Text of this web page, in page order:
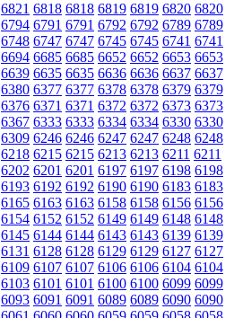
6821 6818 6818 6819 6819 6820 6820
6794 6791 6791 6792 6792 6789 6789
6748 6747 6747 6745 6745 6741 6741
6694 6685 6685 6652 6652 6653 6653
6639 6635 6635 6636 6636 6637 6637
6380 6377 6377 6378 6378 6379 6379
6376 6371 6371 6372 6372 6373 6373
6367 6333 6333 6334 6334 6330 6330
6309 6246 6246 6247 6247 6248 6248
6218 6215 6215 6213 6213 6211 6211
6202 6201 6201 6197 6197 6198 6198
6193 6192 6192 6190 6190 6183 6183
6165 6163 6163 6158 6158 6156 6156
6154 6152 6152 6149 6149 6148 6148
6145 6144 6144 6143 6143 6139 6139
6131 6128 6128 6129 6129 6127 6127
6109 6107 6107 6106 6106 6104 6104
6103 6101 6101 6100 6100 6099 6099
6093 6091 6091 6089 6089 6090 6090